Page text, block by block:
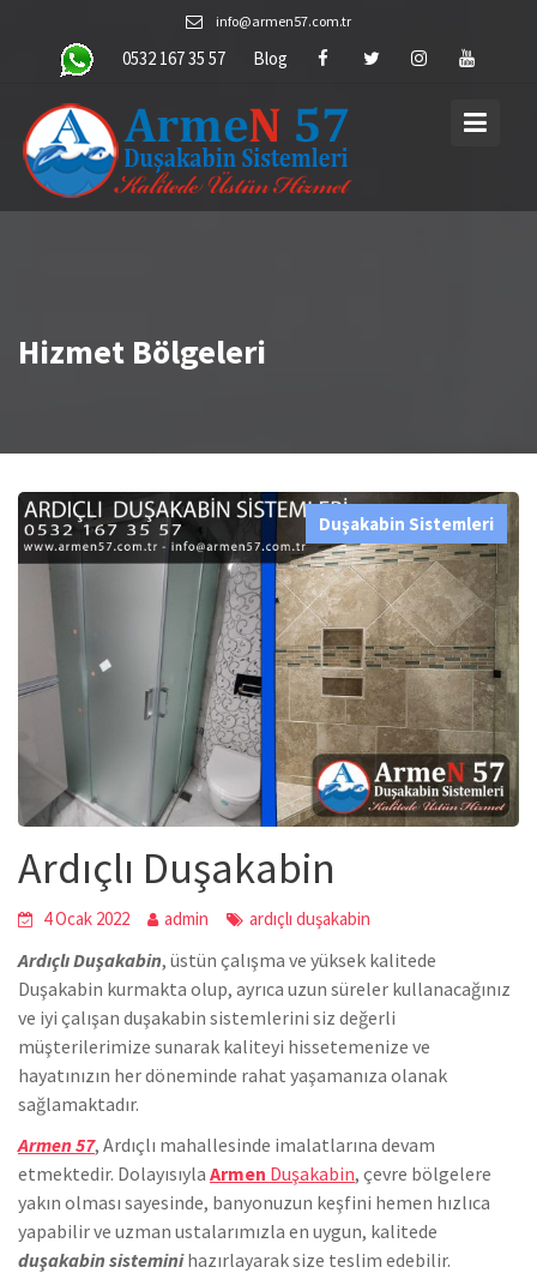
content
info@armen57.com.tr
0532 167 35 57 Blog
Hizmet Bölgeleri
Duşakabin Sistemleri
Ardıçlı Duşakabin
4 Ocak 2022 admin ardıçlı duşakabin
Ardıçlı Duşakabin, üstün çalışma ve yüksek kalitede
Duşakabin kurmakta olup, ayrıca uzun süreler kullanacağınız
ve iyi çalışan duşakabin sistemlerini siz değerli
müşterilerimize sunarak kaliteyi hissetemenize ve
hayatınızın her döneminde rahat yaşamanıza olanak
sağlamaktadır.
Armen 57, Ardıçlı mahallesinde imalatlarına devam
etmektedir. Dolayısıyla Armen Duşakabin, çevre bölgelere
yakın olması sayesinde, banyonuzun keşfini hemen hızlıca
yapabilir ve uzman ustalarımızla en uygun, kalitede
duşakabin sisteminihazırlayarak size teslim edebilir.